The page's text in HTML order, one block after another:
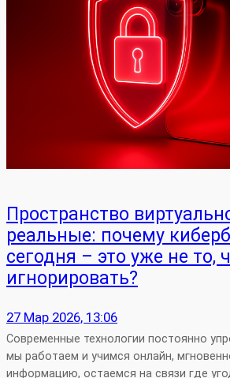
Пространство
реальные: почему
сегодня – это уже не то,
игнорировать?
27 Мар 2026, 13:06
Современные технологии постоянно
мы работаем и учимся онлайн,
информацию, остаемся на связи где